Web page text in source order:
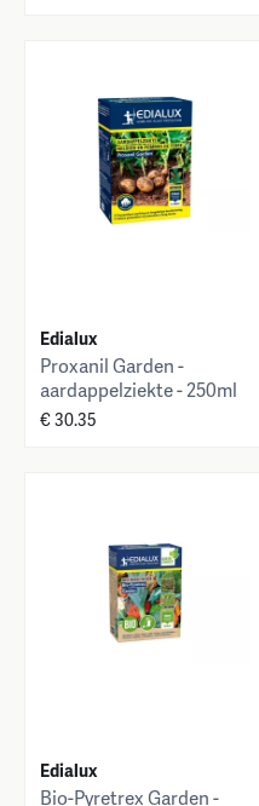
Edialux
Proxanil Garden -
aardappelziekte - 250ml
€ 30.35
Edialux
Bio-Pyretrex Garden -